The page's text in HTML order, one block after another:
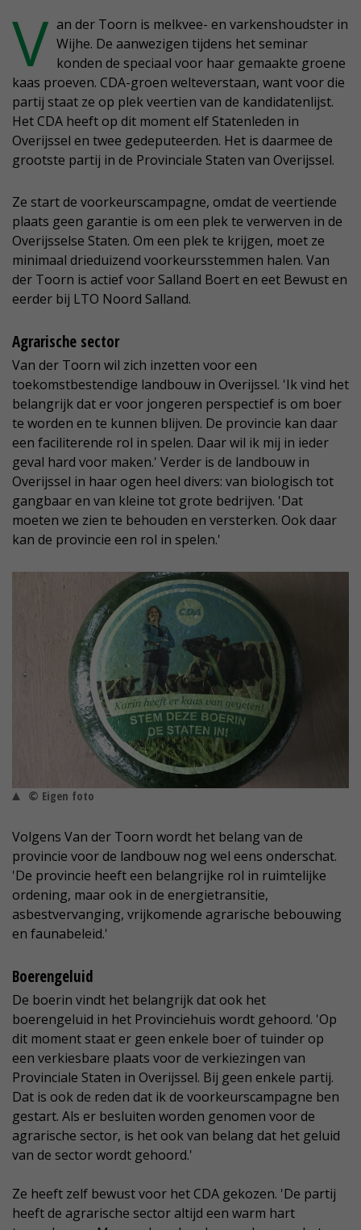
V an der Toorn is melkvee- en varkenshoudster in
Wijhe. De aanwezigen tijdens het seminar
konden de speciaal voor haar gemaakte groene
kaas proeven. CDA-groen welteverstaan, want voor die
partij staat ze op plek veertien van de kandidatenlijst.
Het CDA heeft op dit moment elf Statenleden in
Overijssel en twee gedeputeerden. Het is daarmee de
grootste partij in de Provinciale Staten van Overijssel.
Ze start de voorkeurscampagne, omdat de veertiende
plaats geen garantie is om een plek te verwerven in de
Overijsselse Staten. Om een plek te krijgen, moet ze
minimaal drieduizend voorkeursstemmen halen. Van
der Toorn is actief voor Salland Boert en eet Bewust en
eerder bij LTO Noord Salland.
Agrarische sector
Van der Toorn wil zich inzetten voor een
toekomstbestendige landbouw in Overijssel. 'Ik vind het
belangrijk dat er voor jongeren perspectief is om boer
te worden en te kunnen blijven. De provincie kan daar
een faciliterende rol in spelen. Daar wil ik mij in ieder
geval hard voor maken.' Verder is de landbouw in
Overijssel in haar ogen heel divers: van biologisch tot
gangbaar en van kleine tot grote bedrijven. 'Dat
moeten we zien te behouden en versterken. Ook daar
kan de provincie een rol in spelen.'
© Eigen foto
Volgens Van der Toorn wordt het belang van de
provincie voor de landbouw nog wel eens onderschat.
'De provincie heeft een belangrijke rol in ruimtelijke
ordening, maar ook in de energietransitie,
asbestvervanging, vrijkomende agrarische bebouwing
en faunabeleid.'
Boerengeluid
De boerin vindt het belangrijk dat ook het
boerengeluid in het Provinciehuis wordt gehoord. 'Op
dit moment staat er geen enkele boer of tuinder op
een verkiesbare plaats voor de verkiezingen van
Provinciale Staten in Overijssel. Bij geen enkele partij.
Dat is ook de reden dat ik de voorkeurscampagne ben
gestart. Als er besluiten worden genomen voor de
agrarische sector, is het ook van belang dat het geluid
van de sector wordt gehoord.'
Ze heeft zelf bewust voor het CDA gekozen. 'De partij
heeft de agrarische sector altijd een warm hart